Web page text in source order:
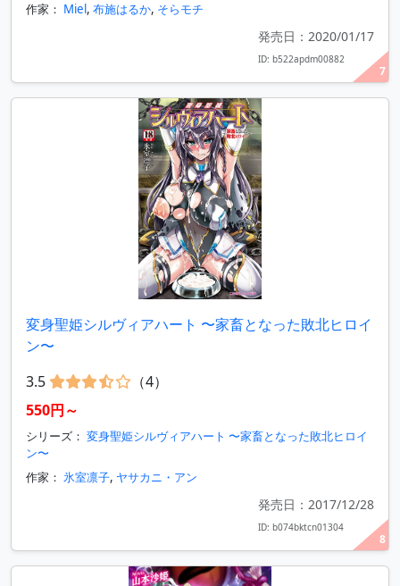
7
作家： Miel, 布施はるか, そらモチ
発売日：2020/01/17
ID: b522apdm00882
8
変身聖姫シルヴィアハート 〜家畜となった敗北ヒロイ
ン〜
3.5
（4）
550円～
シリーズ： 変身聖姫シルヴィアハート 〜家畜となった敗北ヒロイ
ン〜
作家： 氷室凛子, ヤサカニ・アン
発売日：2017/12/28
ID: b074bktcn01304